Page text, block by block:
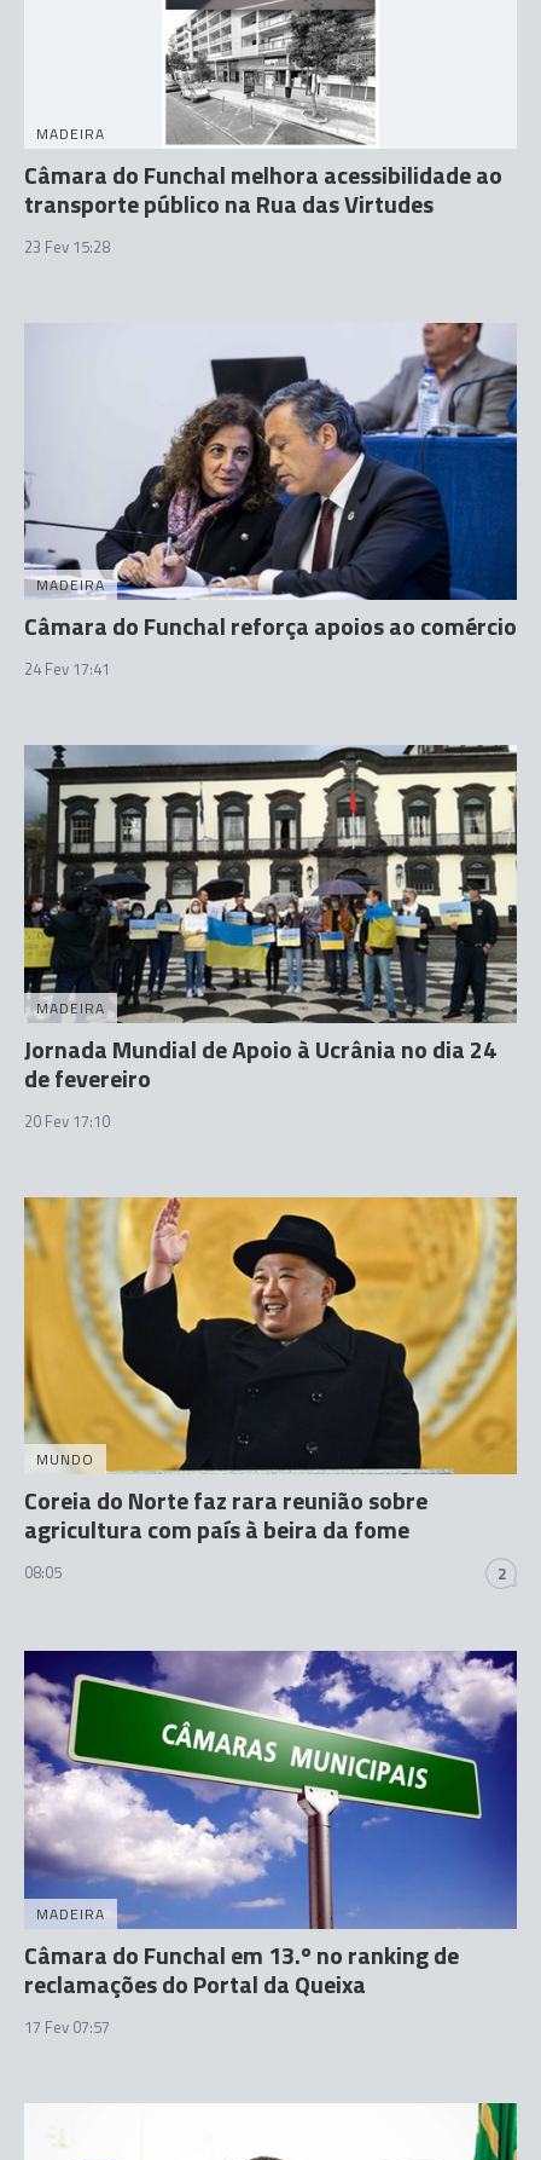
MADEIRA
Câmara do Funchal melhora acessibilidade ao
transporte público na Rua das Virtudes
23 Fev 15:28
MADEIRA
Câmara do Funchal reforça apoios ao comércio
24 Fev 17:41
MADEIRA
Jornada Mundial de Apoio à Ucrânia no dia 24
de fevereiro
20 Fev 17:10
MUNDO
Coreia do Norte faz rara reunião sobre
agricultura com país à beira da fome
08:05 2
MADEIRA
Câmara do Funchal em 13.º no ranking de
reclamações do Portal da Queixa
17 Fev 07:57